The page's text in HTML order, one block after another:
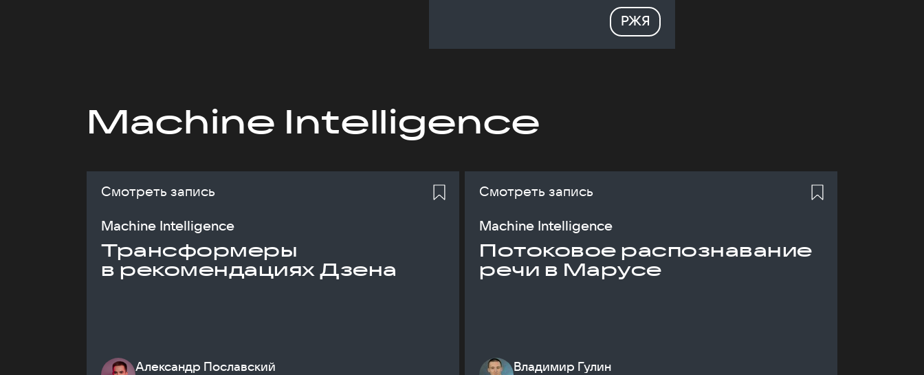
РЖЯ
Machine Intelligence
Смотреть запись
Machine Intelligence
Трансформеры
в рекомендациях Дзена
Александр Пославский
Смотреть запись
Machine Intelligence
Потоковое распознавание
речи в Марусе
Владимир Гулин